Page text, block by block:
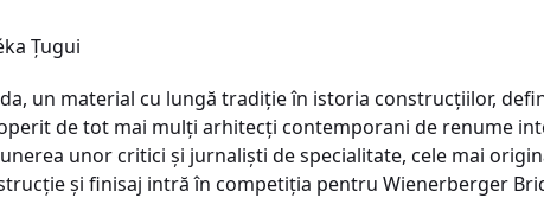
Ţugui
un material cu lungă tradiţie în istoria construcţiilor,
de tot mai mulţi arhitecţi contemporani de renume
unor critici şi jurnalişti de specialitate, cele mai
şi finisaj intră în competiţia pentru Wienerberger